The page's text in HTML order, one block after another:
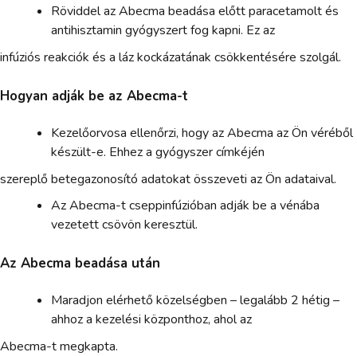
Röviddel az Abecma beadása előtt paracetamolt és
antihisztamin gyógyszert fog kapni. Ez az
infúziós reakciók és a láz kockázatának csökkentésére szolgál.
Hogyan adják be az Abecma-t
Kezelőorvosa ellenőrzi, hogy az Abecma az Ön véréből
készült-e. Ehhez a gyógyszer címkéjén
szereplő betegazonosító adatokat összeveti az Ön adataival.
Az Abecma-t cseppinfúzióban adják be a vénába
vezetett csövön keresztül.
Az Abecma beadása után
Maradjon elérhető közelségben – legalább 2 hétig –
ahhoz a kezelési központhoz, ahol az
Abecma-t megkapta.